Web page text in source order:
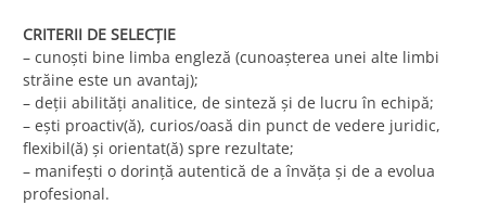
CRITERII DE SELECȚIE
– cunoști bine limba engleză (cunoașterea unei alte limbi
străine este un avantaj);
– deții abilități analitice, de sinteză și de lucru în echipă;
– ești proactiv(ă), curios/oasă din punct de vedere juridic,
flexibil(ă) și orientat(ă) spre rezultate;
– manifești o dorință autentică de a învăța și de a evolua
profesional.